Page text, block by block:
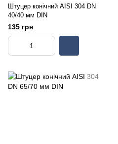
Штуцер конічний AISI 304 DN
40/40 мм DIN
135 грн